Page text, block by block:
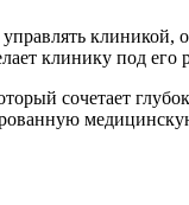
клиникой,
клинику под
сочетает